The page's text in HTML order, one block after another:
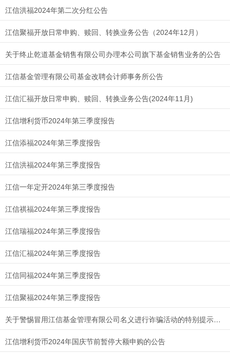
江信洪福2024年第二次分红公告
江信聚福开放日常申购、赎回、转换业务公告（2024年12月）
关于终止乾道基金销售有限公司办理本公司旗下基金销售业务的公告
江信基金管理有限公司基金改聘会计师事务所公告
江信汇福开放日常申购、赎回、转换业务公告(2024年11月)
江信增利货币2024年第三季度报告
江信添福2024年第三季度报告
江信洪福2024年第三季度报告
江信一年定开2024年第三季度报告
江信祺福2024年第三季度报告
江信瑞福2024年第三季度报告
江信汇福2024年第三季度报告
江信同福2024年第三季度报告
江信聚福2024年第三季度报告
江信增利货币2024年国庆节前暂停大额申购的公告